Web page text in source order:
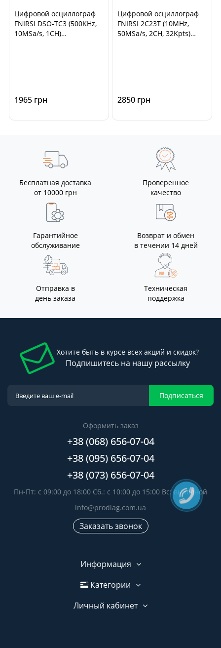
Цифровой осциллограф
FNIRSI DSO-TC3 (500KHz,
10MSa/s, 1CH)
1965 грн
Цифровой осциллограф
FNIRSI 2C23T (10MHz,
50MSa/s, 2CH, 32Kpts)
2850 грн
Бесплатная доставка
от 10000 грн
Проверенное
качество
Гарантийное
обслуживание
Возврат и обмен
в течении 14 дней
Отправка в
день заказа
Техническая
поддержка
Хотите быть в курсе всех акций и скидок?
Подпишитесь на нашу рассылку
Подписаться
Оформить заказ
+38 (068) 656-07-04
+38 (095) 656-07-04
+38 (073) 656-07-04
Пн-Пт: с 09:00 до 18:00 Сб.: с 10:00 до 15:00 Вс: выходной
info@prodiag.com.ua
Заказать звонок
Информация
Категории
Личный кабинет